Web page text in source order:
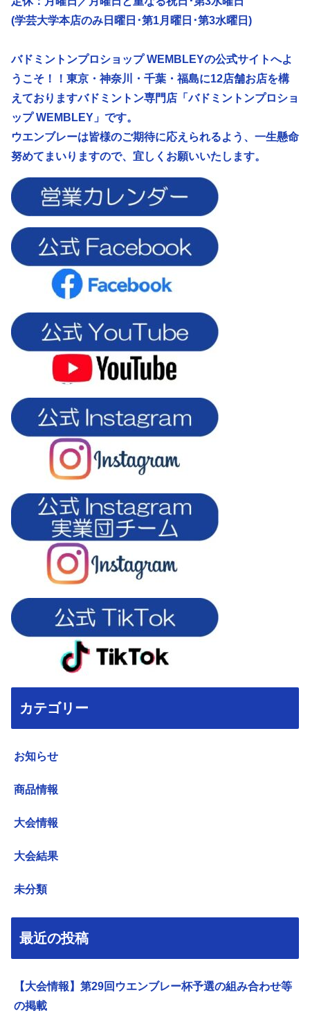
(学芸大学本店のみ日曜日･第1月曜日･第3水曜日)
バドミントンプロショップ WEMBLEYの公式サイトへよ
うこそ！！東京・神奈川・千葉・福島に12店舗お店を構
えておりますバドミントン専門店「バドミントンプロショ
ップ WEMBLEY」です。
ウエンブレーは皆様のご期待に応えられるよう、 一生懸命
努めてまいりますので、宜しくお願いいたします。
カテゴリー
お知らせ
商品情報
大会情報
大会結果
未分類
最近の投稿
【大会情報】第29回ウエンブレー杯予選の組み合わせ等
の掲載